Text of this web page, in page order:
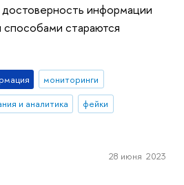
информации
способами стараются
мониторинги
и аналитика
фейки
28 июня 2023